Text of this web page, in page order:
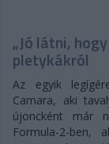
„Jó látni,
pletykákról
Az egyik
Camara, aki
újoncként már
Formula-2-ben,